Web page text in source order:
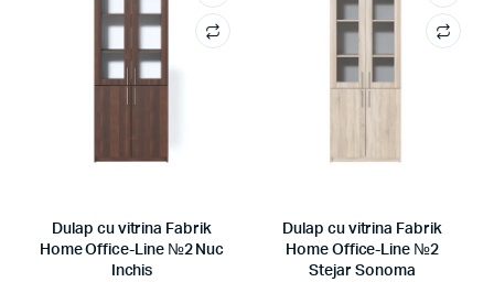
Dulap cu vitrina Fabrik
Home Office-Line №2 Nuc
Inchis
Dulap cu vitrina Fabrik
Home Office-Line №2
Stejar Sonoma